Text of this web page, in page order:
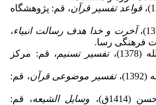
قواعد تفسیر قرآن، قم: پژوهشگاه
آخرت و خدا هدف رسالت انبیاء،
تفسیر تسنیم، قم: مرکز
تفسیر موضوعی قرآن، قم:
وسایل الشیعه، قم: